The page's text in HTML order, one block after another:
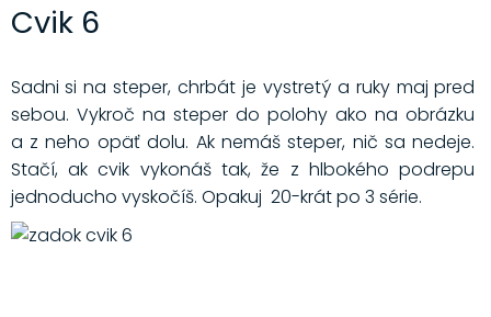
Cvik 6
Sadni si na steper, chrbát je vystretý a ruky maj pred
sebou. Vykroč na steper do polohy ako na obrázku
a z neho opäť dolu. Ak nemáš steper, nič sa nedeje.
Stačí, ak cvik vykonáš tak, že z hlbokého podrepu
jednoducho vyskočíš. Opakuj 20-krát po 3 série.